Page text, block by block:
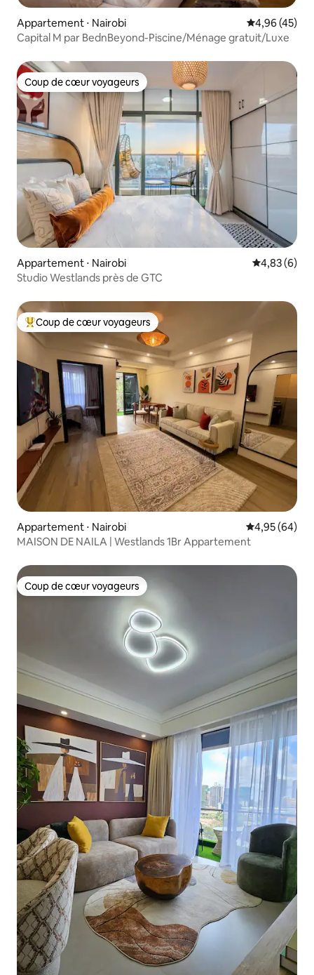
Appartement ⋅ Nairobi Évaluation
4,96 (45)
Capital M par BednBeyond-Piscine/Ménage gratuit/Luxe
Coup de cœur voyageurs
Coup de cœur voyageurs
Appartement ⋅ Nairobi Évaluation
4,83 (6)
Studio Westlands près de GTC
Coups de cœur voyageurs les plus appréciés
Coup de cœur voyageurs
Appartement ⋅ Nairobi Évaluation
4,95 (64)
MAISON DE NAILA | Westlands 1Br Appartement
Coup de cœur voyageurs
Coup de cœur voyageurs